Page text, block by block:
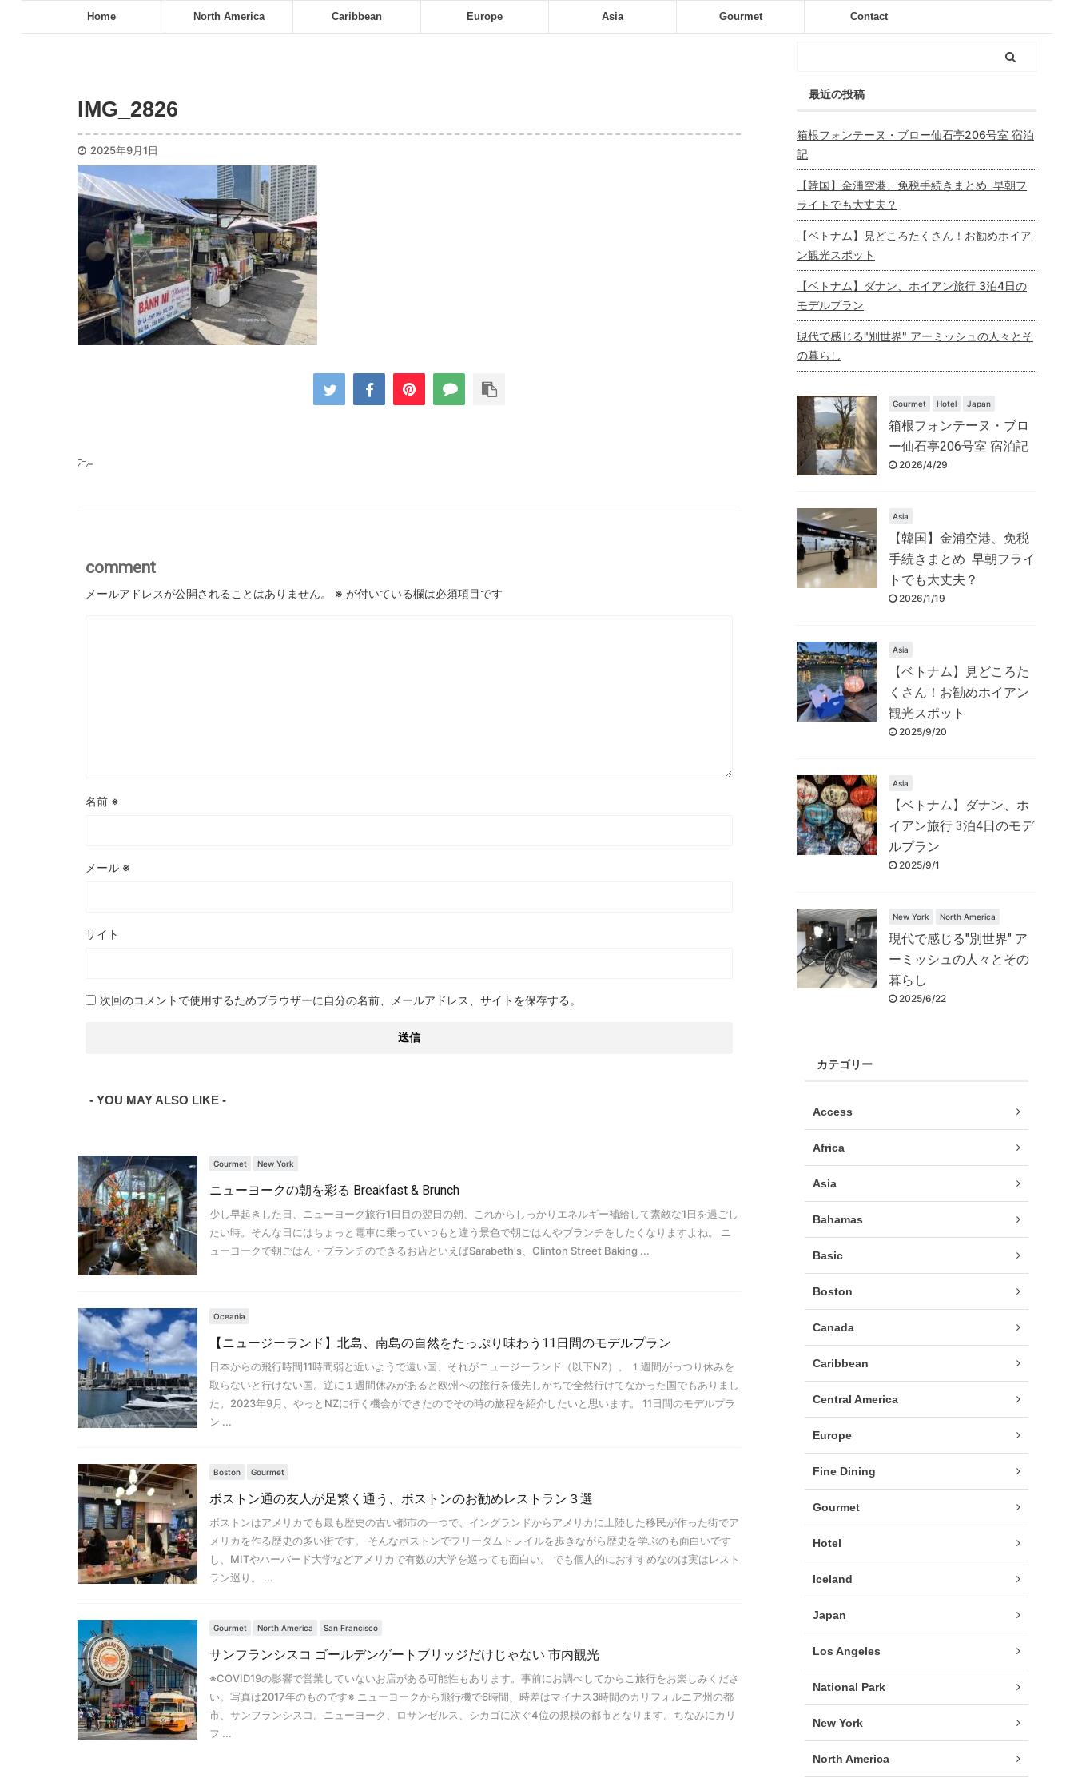
Home North America Caribbean Europe Asia Gourmet Contact
IMG_2826
2025年9月1日
-
comment
メールアドレスが公開されることはありません。 ※ が付いている欄は必須項目です
名前 ※
メール ※
サイト
次回のコメントで使用するためブラウザーに自分の名前、メールアドレス、サイトを保存する。
- YOU MAY ALSO LIKE -
Gourmet New York
ニューヨークの朝を彩る Breakfast & Brunch
少し早起きした日、ニューヨーク旅行1日目の翌日の朝、これからしっかりエネルギー補給して素敵な1日を過ごし
たい時。そんな日にはちょっと電車に乗っていつもと違う景色で朝ごはんやブランチをしたくなりますよね。 ニ
ューヨークで朝ごはん・ブランチのできるお店といえばSarabeth's、Clinton Street Baking ...
Oceania
【ニュージーランド】北島、南島の自然をたっぷり味わう11日間のモデルプラン
日本からの飛行時間11時間弱と近いようで遠い国、それがニュージーランド（以下NZ）。 １週間がっつり休みを
取らないと行けない国。逆に１週間休みがあると欧州への旅行を優先しがちで全然行けてなかった国でもありまし
た。2023年9月、やっとNZに行く機会ができたのでその時の旅程を紹介したいと思います。 11日間のモデルプラ
ン ...
Boston Gourmet
ボストン通の友人が足繁く通う、ボストンのお勧めレストラン３選
ボストンはアメリカでも最も歴史の古い都市の一つで、イングランドからアメリカに上陸した移民が作った街でア
メリカを作る歴史の多い街です。 そんなボストンでフリーダムトレイルを歩きながら歴史を学ぶのも面白いです
し、MITやハーバード大学などアメリカで有数の大学を巡っても面白い。 でも個人的におすすめなのは実はレスト
ラン巡り。 ...
Gourmet North America San Francisco
サンフランシスコ ゴールデンゲートブリッジだけじゃない 市内観光
※COVID19の影響で営業していないお店がある可能性もあります。事前にお調べしてからご旅行をお楽しみくださ
い。写真は2017年のものです※ ニューヨークから飛行機で6時間、時差はマイナス3時間のカリフォルニア州の都
市、サンフランシスコ。ニューヨーク、ロサンゼルス、シカゴに次ぐ4位の規模の都市となります。ちなみにカリ
フ ...
最近の投稿
箱根フォンテーヌ・ブロー仙石亭206号室 宿泊
記
【韓国】金浦空港、免税手続きまとめ 早朝フ
ライトでも大丈夫？
【ベトナム】見どころたくさん！お勧めホイア
ン観光スポット
【ベトナム】ダナン、ホイアン旅行 3泊4日の
モデルプラン
現代で感じる"別世界" アーミッシュの人々とそ
の暮らし
Gourmet Hotel Japan
箱根フォンテーヌ・ブロ
ー仙石亭206号室 宿泊記
2026/4/29
Asia
【韓国】金浦空港、免税
手続きまとめ 早朝フライ
トでも大丈夫？
2026/1/19
Asia
【ベトナム】見どころた
くさん！お勧めホイアン
観光スポット
2025/9/20
Asia
【ベトナム】ダナン、ホ
イアン旅行 3泊4日のモデ
ルプラン
2025/9/1
New York North America
現代で感じる"別世界" ア
ーミッシュの人々とその
暮らし
2025/6/22
カテゴリー
Access
Africa
Asia
Bahamas
Basic
Boston
Canada
Caribbean
Central America
Europe
Fine Dining
Gourmet
Hotel
Iceland
Japan
Los Angeles
National Park
New York
North America